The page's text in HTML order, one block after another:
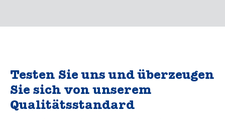
Testen Sie uns und überzeugen
Sie sich von unserem
Qualitätsstandard